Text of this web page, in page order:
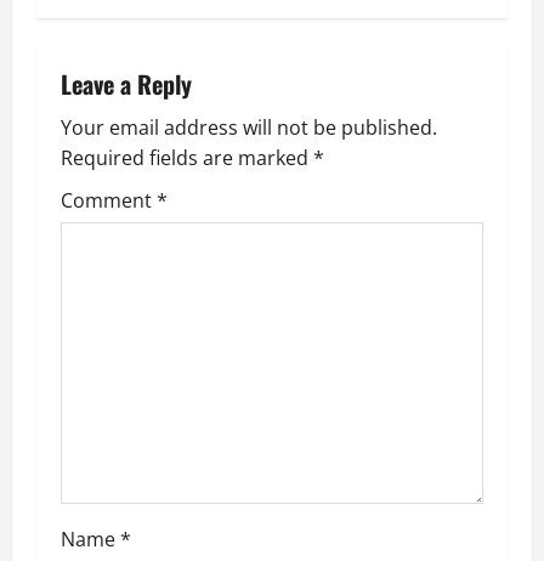
g
a
t
i
Leave a Reply
Your email address will not be published.
Required fields are marked *
Comment*
Name*